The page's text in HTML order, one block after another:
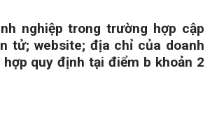
nghiệp trong trường hợp cập
tử; website; địa chỉ của doanh
quy định tại điểm b khoản 2